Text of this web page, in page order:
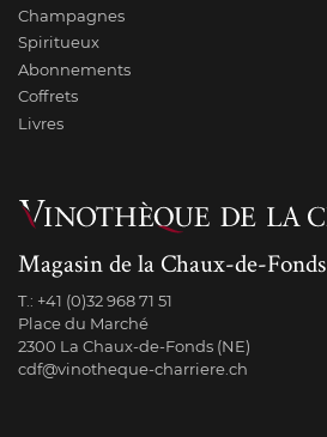
Champagnes
Spiritueux
Abonnements
Coffrets
Livres
Magasin de la Chaux-de-Fonds
T.: +41 (0)32 968 71 51
Place du Marché
2300 La Chaux-de-Fonds (NE)
cdf@vinotheque-charriere.ch